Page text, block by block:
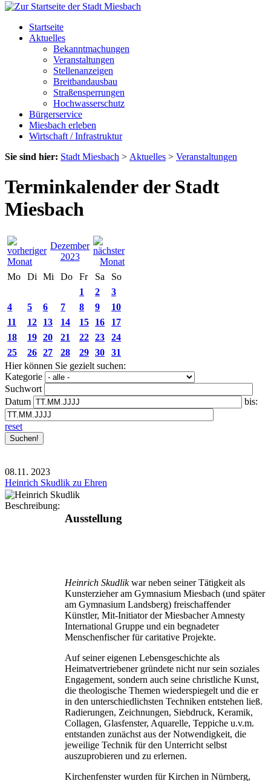
Startseite
Aktuelles
Bekanntmachungen
Veranstaltungen
Stellenanzeigen
Breitbandausbau
Straßensperrungen
Hochwasserschutz
Bürgerservice
Miesbach erleben
Wirtschaft / Infrastruktur
Sie sind hier: Stadt Miesbach > Aktuelles > Veranstaltungen
Terminkalender der Stadt
Miesbach
Dezember
2023
Mo
Di Mi Do Fr Sa
So
1
2
3
4
5 6 7 8 9
10
11
12 13 14 15 16
17
18
19 20 21 22 23
24
25
26 27 28 29 30
31
Hier können Sie gezielt suchen:
Kategorie
Suchwort
Datum
bis:
reset
08.11. 2023
Heinrich Skudlik zu Ehren
Beschreibung:
Ausstellung
Heinrich Skudlikwar neben seiner Tätigkeit als
Kunsterzieher am Gymnasium Miesbach (und später
am Gymnasium Landsberg) freischaffender
Künstler, Mit-Initiator der Miesbacher Amnesty
International Gruppe und ein begnadeter
Menschenfischer für caritative Projekte.
Auf seiner eigenen Lebensgeschichte als
Heimatvertriebener gründete nicht nur sein soziales
Engagement, sondern auch seine christliche Kunst,
die theologische Themen wiederspiegelt und die er
in den unterschiedlichsten Techniken entstehen ließ.
Radierungen, Zeichnungen, Siebdruck, Keramik,
Collagen, Glasfenster, Aquarelle, Teppiche u.v.m.
entstanden zunächst aus der Notwendigkeit, die
jeweilige Technik für den Unterricht selbst
auszuprobieren und zu erlernen.
Kirchenfenster wurden für Kirchen in Nürnberg,